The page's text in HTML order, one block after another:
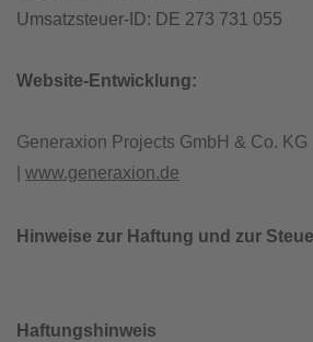
Umsatzsteuer-ID: DE 273 731 055
Website-Entwicklung:
Generaxion Projects GmbH & Co. KG
www.generaxion.de
Hinweise zur Haftung und zur
Haftungshinweis